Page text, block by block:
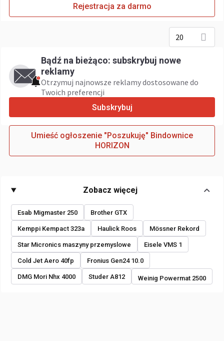
Rejestracja za darmo
20
Bądź na bieżąco: subskrybuj nowe
reklamy
Otrzymuj najnowsze reklamy dostosowane do
Twoich preferencji
Subskrybuj
Umieść ogłoszenie "Poszukuję" Bindownice
HORIZON
Zobacz więcej
Esab Migmaster 250 Brother GTX
Kemppi Kempact 323a Haulick Roos Mössner Rekord
Star Micronics maszyny przemyslowe Eisele VMS 1
Cold Jet Aero 40fp Fronius Gen24 10.0
DMG Mori Nhx 4000 Studer A812 Weinig Powermat 2500